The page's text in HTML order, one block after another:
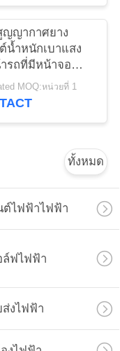
ญญากาศยาง
น้ำหนักเบาแสง
รถที่มีหน้าจอ
านหลัง
MOQ:หน่วยที่ 1
ทั้งหมด
ต์ไฟฟ้าไฟฟ้า
ล์ฟไฟฟ้า
ส่งไฟฟ้า